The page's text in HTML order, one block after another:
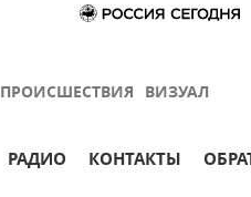
ПРОИСШЕСТВИЯ ВИЗУАЛ
РАДИО КОНТАКТЫ